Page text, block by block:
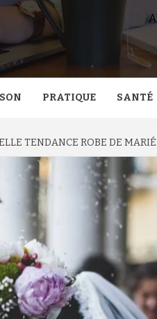
PRATIQUE SANTÉ
TENDANCE ROBE DE